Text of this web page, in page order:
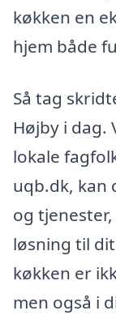
køkken en
hjem både
Så tag
Højby i dag.
lokale
uqb.dk, kan
og
løsning til
køkken er
men også i